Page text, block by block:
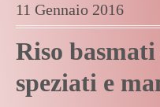
11 Gennaio 2016
Riso
speziati e